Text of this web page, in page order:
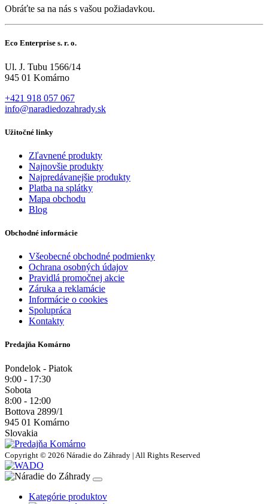
Obráťte sa na nás s vašou požiadavkou.
Eco Enterprise s. r. o.
Ul. J. Tubu 1566/14
945 01 Komárno
+421 918 057 067
info@naradiedozahrady.sk
Užitočné linky
Zľavnené produkty
Najnovšie produkty
Najpredávanejšie produkty
Platba na splátky
Mapa obchodu
Blog
Obchodné informácie
Všeobecné obchodné podmienky
Ochrana osobných údajov
Pravidlá promočnej akcie
Záruka a reklamácie
Informácie o cookies
Spolupráca
Kontakty
Predajňa Komárno
Pondelok - Piatok
9:00 - 17:30
Sobota
8:00 - 12:00
Bottova 2899/1
945 01 Komárno
Slovakia
Copyright © 2026 Náradie do Záhrady | All Rights Reserved
Kategórie produktov